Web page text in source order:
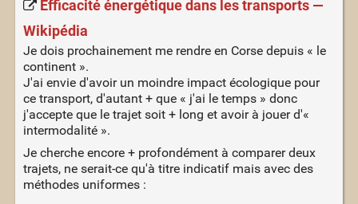
Efficacité énergétique dans les transports —
Wikipédia
Je dois prochainement me rendre en Corse depuis « le
continent ».
J'ai envie d'avoir un moindre impact écologique pour
ce transport, d'autant + que « j'ai le temps » donc
j'accepte que le trajet soit + long et avoir à jouer d'«
intermodalité ».
Je cherche encore + profondément à comparer deux
trajets, ne serait-ce qu'à titre indicatif mais avec des
méthodes uniformes :